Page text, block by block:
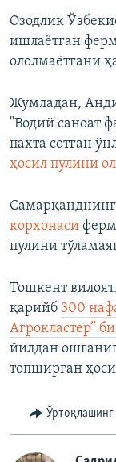
Озодлик
ишлаётган
ололмаётгани
Жумладан,
"Водий саноат
пахта сотган
ҳосил пулини
корхонаси
пулини
Тошкент
қарийб 300
Агрокластер”
йилдан
топширган
Ўртоқлашинг